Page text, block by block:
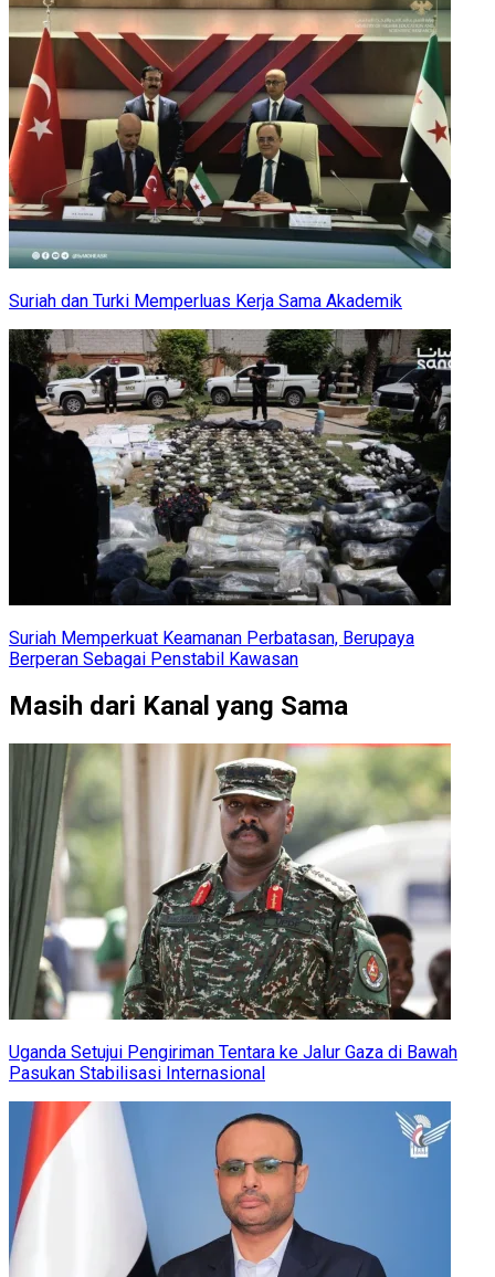
Suriah dan Turki Memperluas Kerja Sama Akademik
Suriah Memperkuat Keamanan Perbatasan, Berupaya
Berperan Sebagai Penstabil Kawasan
Masih dari Kanal yang Sama
Uganda Setujui Pengiriman Tentara ke Jalur Gaza di Bawah
Pasukan Stabilisasi Internasional